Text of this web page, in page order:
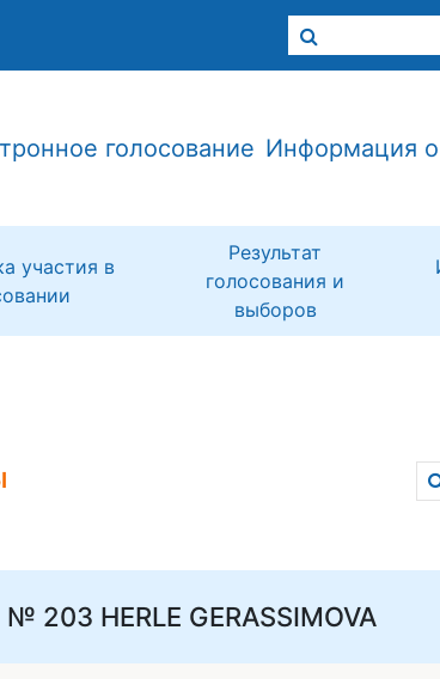
голосование Информация
участия в
Результат
голосования и
выборов
№ 203 HERLE GERASSIMOVA